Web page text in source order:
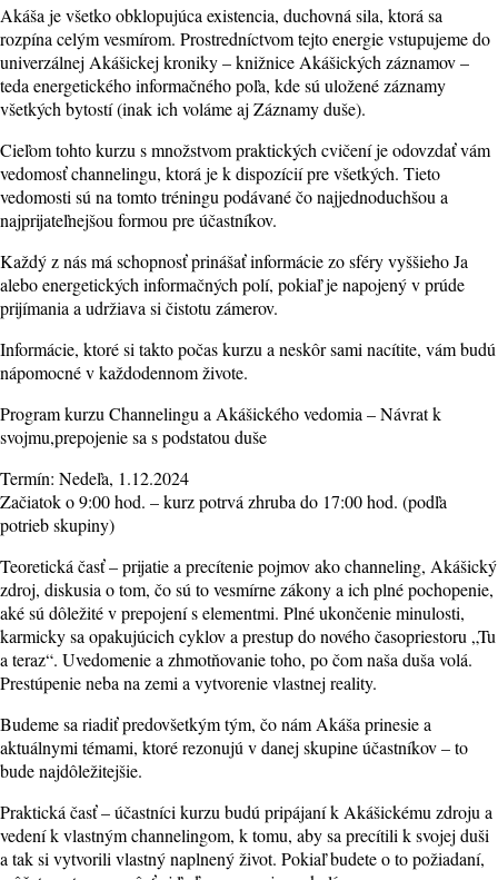
Akáša je všetko obklopujúca existencia, duchovná sila, ktorá sa
rozpína celým vesmírom. Prostredníctvom tejto energie vstupujeme do
univerzálnej Akášickej kroniky – knižnice Akášických záznamov –
teda energetického informačného poľa, kde sú uložené záznamy
všetkých bytostí (inak ich voláme aj Záznamy duše).
Cieľom tohto kurzu s množstvom praktických cvičení je odovzdať vám
vedomosť channelingu, ktorá je k dispozícií pre všetkých. Tieto
vedomosti sú na tomto tréningu podávané čo najjednoduchšou a
najprijateľnejšou formou pre účastníkov.
Každý z nás má schopnosť prinášať informácie zo sféry vyššieho Ja
alebo energetických informačných polí, pokiaľ je napojený v prúde
prijímania a udržiava si čistotu zámerov.
Informácie, ktoré si takto počas kurzu a neskôr sami nacítite, vám budú
nápomocné v každodennom živote.
Program kurzu Channelingu a Akášického vedomia – Návrat k
svojmu,prepojenie sa s podstatou duše
Termín: Nedeľa, 1.12.2024
Začiatok o 9:00 hod. – kurz potrvá zhruba do 17:00 hod. (podľa
potrieb skupiny)
Teoretická časť – prijatie a precítenie pojmov ako channeling, Akášický
zdroj, diskusia o tom, čo sú to vesmírne zákony a ich plné pochopenie,
aké sú dôležité v prepojení s elementmi. Plné ukončenie minulosti,
karmicky sa opakujúcich cyklov a prestup do nového časopriestoru „Tu
a teraz“. Uvedomenie a zhmotňovanie toho, po čom naša duša volá.
Prestúpenie neba na zemi a vytvorenie vlastnej reality.
Budeme sa riadiť predovšetkým tým, čo nám Akáša prinesie a
aktuálnymi témami, ktoré rezonujú v danej skupine účastníkov – to
bude najdôležitejšie.
Praktická časť – účastníci kurzu budú pripájaní k Akášickému zdroju a
vedení k vlastným channelingom, k tomu, aby sa precítili k svojej duši
a tak si vytvorili vlastný naplnený život. Pokiaľ budete o to požiadaní,